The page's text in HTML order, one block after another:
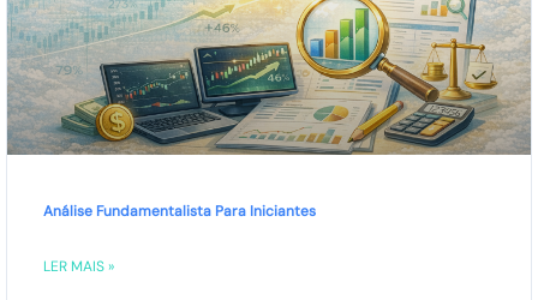
Análise Fundamentalista Para Iniciantes
LER MAIS »